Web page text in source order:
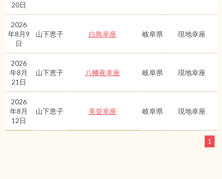
20日
2026
年8月9
日
山下恵子 白鳥幸座 岐阜県 現地幸座
2026
年8月
21日
山下恵子 八幡夜幸座 岐阜県 現地幸座
2026
年8月
12日
山下恵子 美並幸座 岐阜県 現地幸座
1